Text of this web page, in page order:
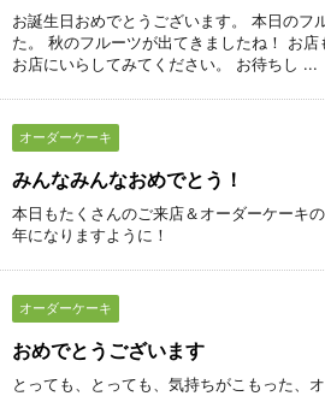
お誕生日おめでとうございます。 本日のフ
た。 秋のフルーツが出てきましたね！ お
お店にいらしてみてください。 お待ちし ...
オーダーケーキ
みんなみんなおめでとう！
本日もたくさんのご来店＆オーダーケーキ
年になりますように！
オーダーケーキ
おめでとうございます
とっても、とっても、気持ちがこもった、